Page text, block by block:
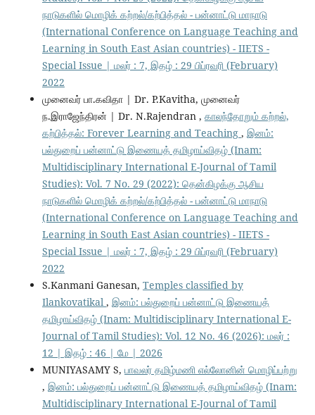
நாடுகளில் மொழிக் கற்றல்/கற்பித்தல் - பன்னாட்டு மாநாடு
(International Conference on Language Teaching and
Learning in South East Asian countries) - IIETS -
Special Issue | மலர் : 7, இதழ் : 29 பிப்ரவரி (February)
2022
முனைவர் பா.கவிதா | Dr. P.Kavitha, முனைவர்
ந.இராஜேந்திரன் | Dr. N.Rajendran , காலந்தோறும் கற்றல்,
கற்பித்தல்: Forever Learning and Teaching , இனம்:
பல்துறைப் பன்னாட்டு இணையத் தமிழாய்விதழ் (Inam:
Multidisciplinary International E-Journal of Tamil
Studies): Vol. 7 No. 29 (2022): தென்கிழக்கு ஆசிய
நாடுகளில் மொழிக் கற்றல்/கற்பித்தல் - பன்னாட்டு மாநாடு
(International Conference on Language Teaching and
Learning in South East Asian countries) - IIETS -
Special Issue | மலர் : 7, இதழ் : 29 பிப்ரவரி (February)
2022
S.Kanmani Ganesan, Temples classified by
Ilankovatikal , இனம்: பல்துறைப் பன்னாட்டு இணையத்
தமிழாய்விதழ் (Inam: Multidisciplinary International E-
Journal of Tamil Studies): Vol. 12 No. 46 (2026): மலர் :
12 | இதழ் : 46 | மே | 2026
MUNIYASAMY S, பாவலர் தமிழ்மணி எல்லோனின் மொழிப்பற்று
, இனம்: பல்துறைப் பன்னாட்டு இணையத் தமிழாய்விதழ் (Inam:
Multidisciplinary International E-Journal of Tamil